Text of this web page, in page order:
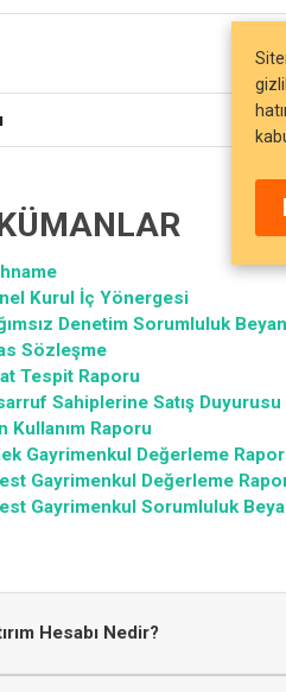
Kurul İç Yönergesi
Denetim Sorumluluk
Sözleşme
Tespit Raporu
Sahiplerine Satış Duyurusu
Kullanım Raporu
Gayrimenkul Değerleme
Gayrimenkul Değerleme
Gayrimenkul Sorumluluk
Hesabı Nedir?